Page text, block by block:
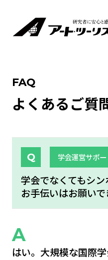
FAQ
よくあるご質
学会運営サポー
学会でなくてもシ
お手伝いはお願いで
はい。大規模な国際